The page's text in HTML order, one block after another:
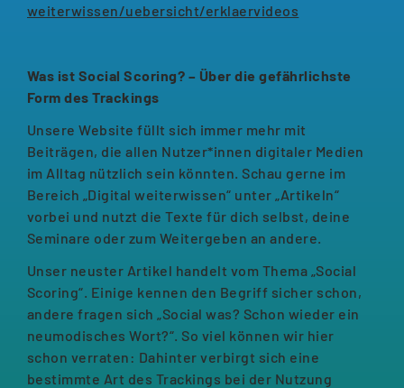
weiterwissen/uebersicht/erklaervideos
Was ist Social Scoring? – Über die gefährlichste
Form des Trackings
Unsere Website füllt sich immer mehr mit
Beiträgen, die allen Nutzer*innen digitaler Medien
im Alltag nützlich sein könnten. Schau gerne im
Bereich „Digital weiterwissen“ unter „Artikeln“
vorbei und nutzt die Texte für dich selbst, deine
Seminare oder zum Weitergeben an andere.
Unser neuster Artikel handelt vom Thema „Social
Scoring“. Einige kennen den Begriff sicher schon,
andere fragen sich „Social was? Schon wieder ein
neumodisches Wort?“. So viel können wir hier
schon verraten: Dahinter verbirgt sich eine
bestimmte Art des Trackings bei der Nutzung